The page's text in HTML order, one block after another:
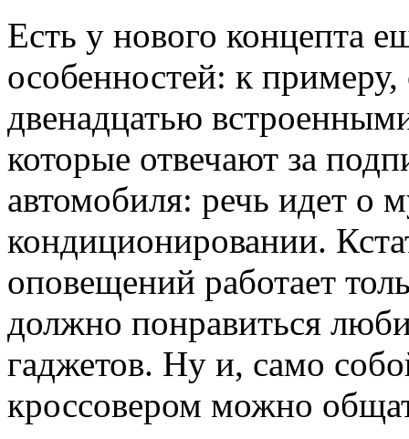
Есть у нового концепта
особенностей: к
двенадцатью
которые отвечают за
автомобиля: речь идет о
кондиционировании.
оповещений работает
должно понравиться
гаджетов. Ну и, само
кроссовером можно